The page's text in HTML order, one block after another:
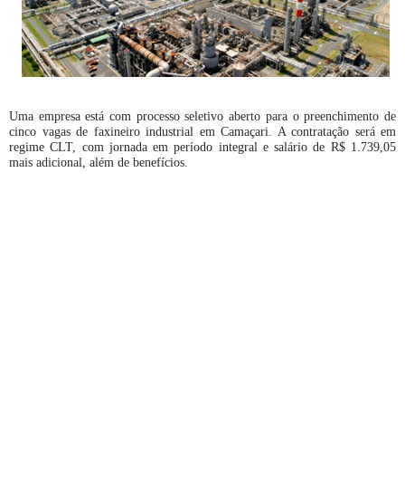
Uma empresa está com processo seletivo aberto para o preenchimento de
cinco vagas de faxineiro industrial em Camaçari. A contratação será em
regime CLT, com jornada em período integral e salário de R$ 1.739,05
mais adicional, além de benefícios.